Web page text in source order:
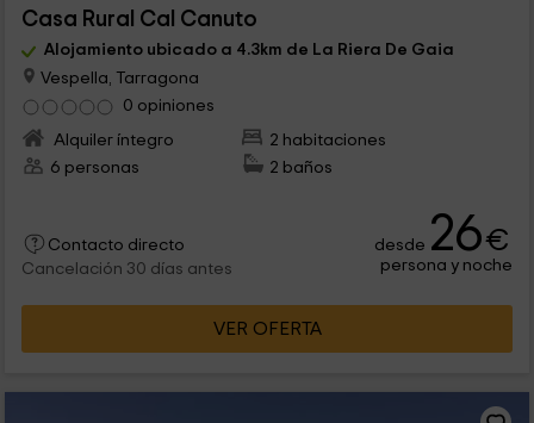
Casa Rural Cal Canuto
Alojamiento ubicado a 4.3km de La Riera De Gaia
Vespella, Tarragona
0 opiniones
Alquiler íntegro
2 habitaciones
6 personas
2 baños
Contacto directo
Cancelación 30 días antes
desde 26€
persona y noche
VER OFERTA